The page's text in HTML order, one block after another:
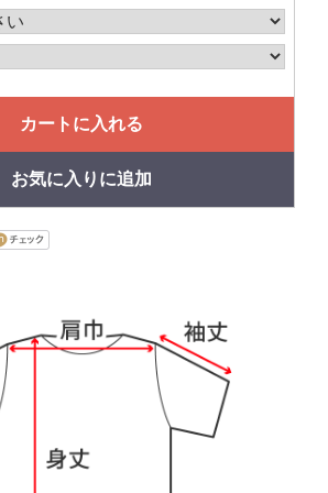
カートに入れる
お気に入りに追加